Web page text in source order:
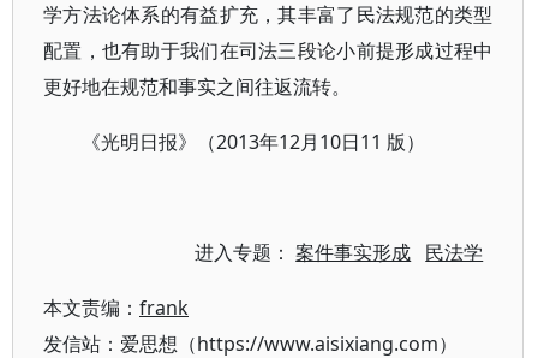
学方法论体系的有益扩充，其丰富了民法规范的类型
配置，也有助于我们在司法三段论小前提形成过程中
更好地在规范和事实之间往返流转。
《光明日报》（2013年12月10日11 版）
进入专题：案件事实形成 民法学
本文责编： frank
发信站：爱思想（https://www.aisixiang.com）